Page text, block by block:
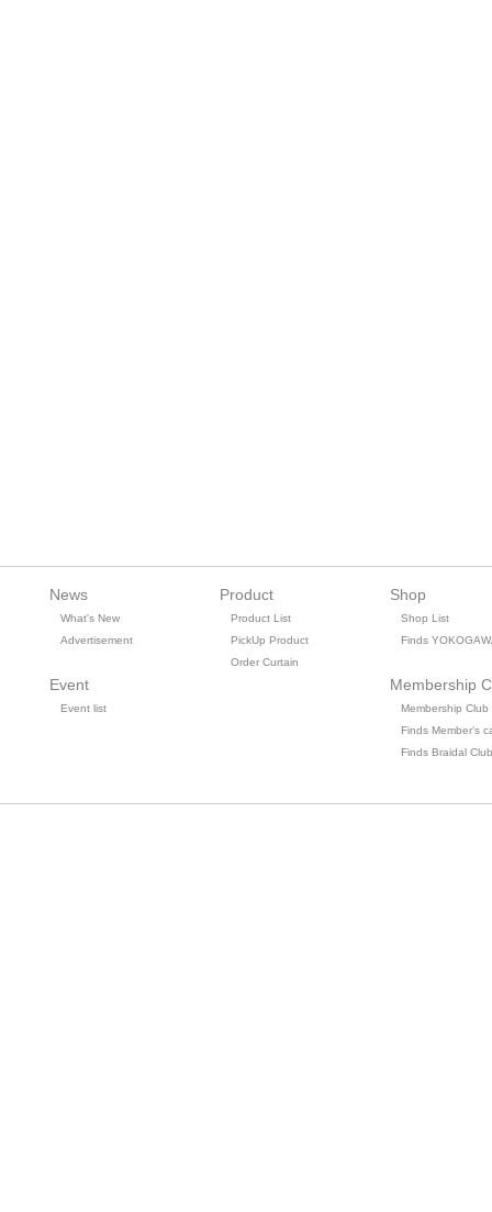
News
What's New
Advertisement
Event
Event list
Product
Product List
PickUp Product
Order Curtain
Shop
Shop List
Finds
Membership
Membership Club
Finds Member's
Finds Braidal Club